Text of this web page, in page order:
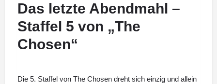
Das letzte Abendmahl –
Staffel 5 von „The
Chosen“
Die 5. Staffel von The Chosen dreht sich einzig und allein